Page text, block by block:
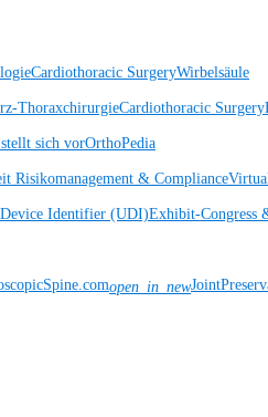
Cardiothoracic SurgeryWirbelsäule
ThoraxchirurgieCardiothoracic Surgery
sich vorOrthoPedia
Risikomanagement & Compliance
Identifier (UDI)Exhibit-Congress
open_in_new